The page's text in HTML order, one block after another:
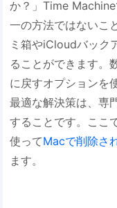
か？」Time
一の方法ではないこ
ミ箱やiCloudバック
ることができます。
に戻すオプションを
最適な解決策は、専
することです。ここ
使ってMacで削除さ
ます。